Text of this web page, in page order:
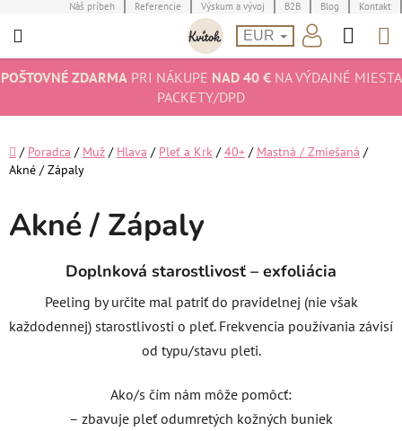
na
Náš príbeh Referencie Výskum a vývoj B2B Blog Kontakt
EUR
POŠTOVNÉ ZDARMAPRI NÁKUPE NAD 40 €NA VÝDAJNÉ MIESTA
PACKETY/DPD
Domov
/ Poradca / Muž / Hlava / Pleť a Krk / 40+ / Mastná / Zmiešaná /
Akné / Zápaly
Akné / Zápaly
Doplnková starostlivosť – exfoliácia
Peeling by určite mal patriť do pravidelnej (nie však
každodennej) starostlivosti o pleť. Frekvencia používania závisí
od typu/stavu pleti.
Ako/s čím nám môže pomôcť:
– zbavuje pleť odumretých kožných buniek